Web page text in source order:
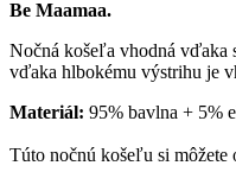
Be Maamaa.
Nočná košeľa vhodná vďaka
vďaka hlbokému výstrihu je
Materiál: 95% bavlna + 5%
Túto nočnú košeľu si